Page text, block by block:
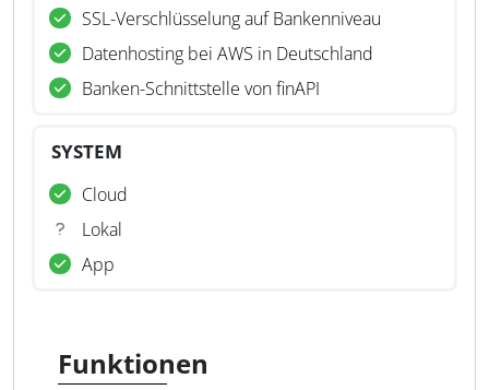
SSL-Verschlüsselung auf Bankenniveau
Datenhosting bei AWS in Deutschland
Banken-Schnittstelle von finAPI
SYSTEM
Cloud
Lokal
App
Funktionen